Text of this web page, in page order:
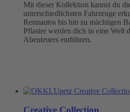
Mit dieser Kollektion kannst du
unterschiedlichsten Fahrzeuge
Rennautos bis hin zu mächtigen
Pflaster werden dich in eine Welt
Abenteuers entführen.
Creative Collection